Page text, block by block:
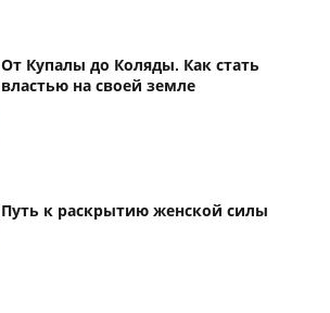
От Купалы до Коляды. Как стать
властью на своей земле
Путь к раскрытию женской силы